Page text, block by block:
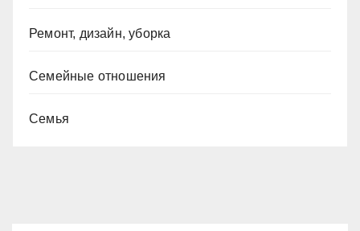
Ремонт, дизайн, уборка
Семейные отношения
Семья